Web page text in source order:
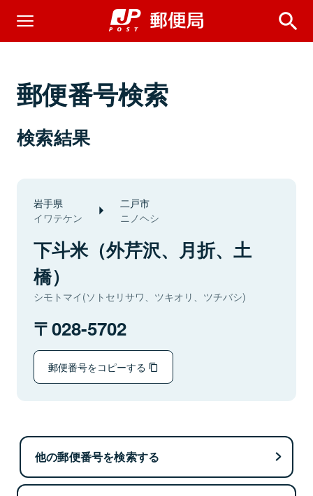
郵便番号検索
検索結果
岩手県
イワテケン
二戸市
ニノヘシ
下斗米（外芹沢、月折、土
橋）
シモトマイ(ソトセリサワ、ツキオリ、ツチバシ)
028-5702
郵便番号をコピーする
他の郵便番号を検索する